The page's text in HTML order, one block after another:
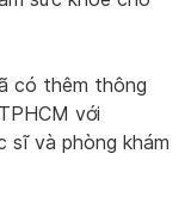
có thêm thông
với
sĩ và phòng khám